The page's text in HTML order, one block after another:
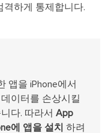
격하게 통제합니다.
앱을 iPhone에서
이터를 손상시킬
다. 따라서 App
에 앱을 설치 하려